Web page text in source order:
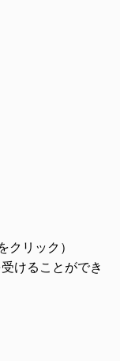
クリック）
けることができ